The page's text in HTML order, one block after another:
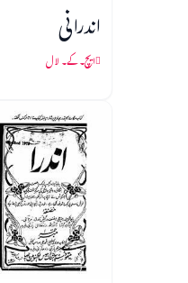
اندرانی
ایچ۔ کے۔ لال